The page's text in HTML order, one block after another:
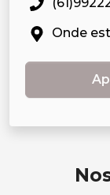
Onde